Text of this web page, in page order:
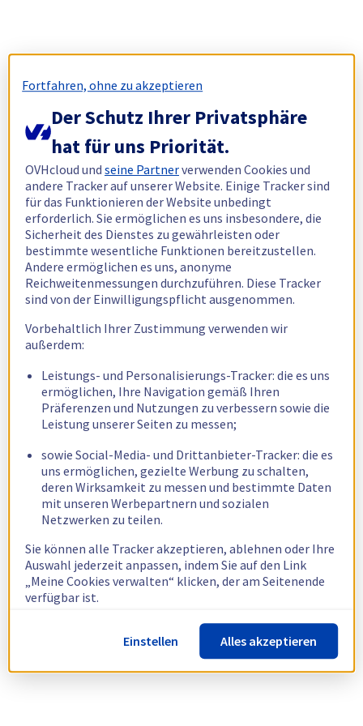
Fortfahren, ohne zu akzeptieren
Der Schutz Ihrer Privatsphäre
hat für uns Priorität.
OVHcloud undseine Partnerverwenden Cookies und
andere Tracker auf unserer Website. Einige Tracker sind
für das Funktionieren der Website unbedingt
erforderlich. Sie ermöglichen es uns insbesondere, die
Sicherheit des Dienstes zu gewährleisten oder
bestimmte wesentliche Funktionen bereitzustellen.
Andere ermöglichen es uns, anonyme
Reichweitenmessungen durchzuführen. Diese Tracker
sind von der Einwilligungspflicht ausgenommen.
Vorbehaltlich Ihrer Zustimmung verwenden wir
außerdem:
Leistungs- und Personalisierungs-Tracker: die es uns
ermöglichen, Ihre Navigation gemäß Ihren
Präferenzen und Nutzungen zu verbessern sowie die
Leistung unserer Seiten zu messen;
sowie Social-Media- und Drittanbieter-Tracker: die es
uns ermöglichen, gezielte Werbung zu schalten,
deren Wirksamkeit zu messen und bestimmte Daten
mit unseren Werbepartnern und sozialen
Netzwerken zu teilen.
Sie können alle Tracker akzeptieren, ablehnen oder Ihre
Auswahl jederzeit anpassen, indem Sie auf den Link
„Meine Cookies verwalten“ klicken, der am Seitenende
verfügbar ist.
Weitere Informationen finden Sie in unsererRichtlinie
zur Verwendung von Cookies.
Einstellen Alles akzeptieren